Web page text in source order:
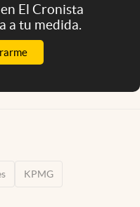
en El Cronista
a tu medida.
KPMG